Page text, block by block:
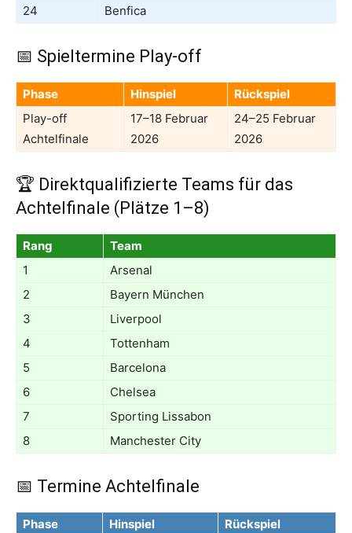
24
Benfica
📅 Spieltermine Play-off
Phase Hinspiel
Rückspiel
Play-off
Achtelfinale
17–18 Februar
2026
24–25 Februar
2026
🏆 Direktqualifizierte Teams für das
Achtelfinale (Plätze 1–8)
Rang
Team
1
Arsenal
2
Bayern München
3
Liverpool
4
Tottenham
5
Barcelona
6
Chelsea
7
Sporting Lissabon
8
Manchester City
📅 Termine Achtelfinale
Phase Hinspiel
Rückspiel